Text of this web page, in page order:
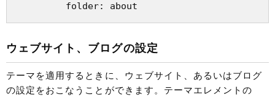
ウェブサイト、ブログの設定
テーマを適用するときに、ウェブサイト、あるいはブログ
の設定をおこなうことができます。テーマエレメントの